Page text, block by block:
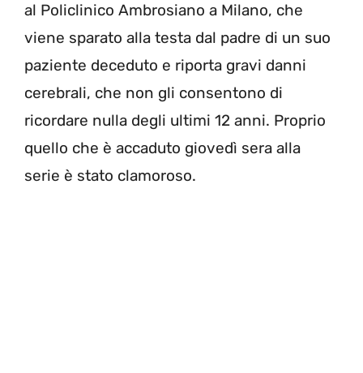
al Policlinico Ambrosiano a Milano, che
viene sparato alla testa dal padre di un suo
paziente deceduto e riporta gravi danni
cerebrali, che non gli consentono di
ricordare nulla degli ultimi 12 anni. Proprio
quello che è accaduto giovedì sera alla
serie è stato clamoroso.